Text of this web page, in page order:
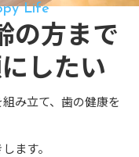
Life
の方まで
したい
み立て、歯の健康を
ます。